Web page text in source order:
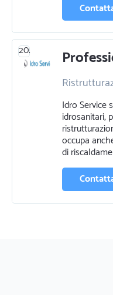
20.
Idro Service
idrosanitari,
occupa
di